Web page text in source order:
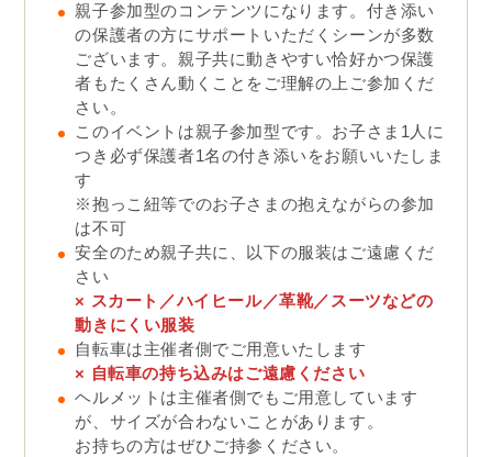
親子参加型のコンテンツになります。付き添い
の保護者の方にサポートいただくシーンが多数
ございます。親子共に動きやすい恰好かつ保護
者もたくさん動くことをご理解の上ご参加くだ
さい。
このイベントは親子参加型です。お子さま1人に
つき必ず保護者1名の付き添いをお願いいたしま
す
※抱っこ紐等でのお子さまの抱えながらの参加
は不可
安全のため親子共に、以下の服装はご遠慮くだ
さい
× スカート／ハイヒール／革靴／スーツなどの
動きにくい服装
自転車は主催者側でご用意いたします
× 自転車の持ち込みはご遠慮ください
ヘルメットは主催者側でもご用意しています
が、サイズが合わないことがあります。
お持ちの方はぜひご持参ください。